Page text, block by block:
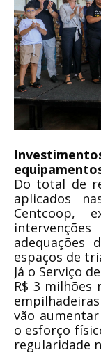
Do total de
aplicados
Centcoop,
adequações
espaços de
Já o Serviço
R$ 3 milhões
vão
o esforço
regularidade